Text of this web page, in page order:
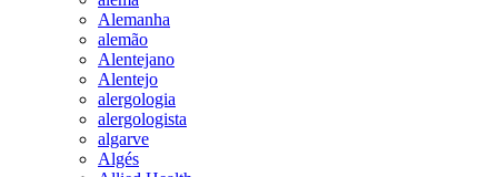
Alemanha
alemão
Alentejano
Alentejo
alergologia
alergologista
algarve
Algés